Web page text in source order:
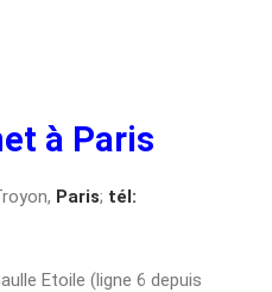
à Paris
Paris; tél:
Etoile (ligne 6 depuis